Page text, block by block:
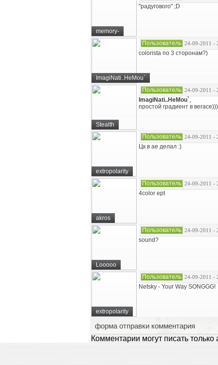
memory-
"радугового" ;D
ImagiNati..HeMou`
Пользователь 24-09-2011 -
colorista по 3 сторонам?)
Stealth
Пользователь 24-09-2011 -
ImagiNati..HeMou`,
простой градиент в
extropolarity
Пользователь 24-09-2011 -
Цк в ае делал :)
akros
Пользователь 24-09-2011 -
4color ept
Looooo
Пользователь 24-09-2011 -
sound?
extropolarity
Пользователь 24-09-2011 -
Netsky - Your Way SONGGG!
форма отправки комментария
Комментарии могут писать